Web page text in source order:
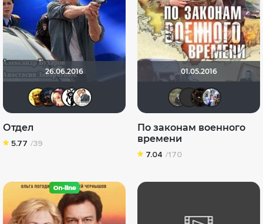
26.06.2016
San13Don Сергей Лисицкий
Отдел
5.77 /39
01.05.2016
По законам военного
времени
7.04 /170